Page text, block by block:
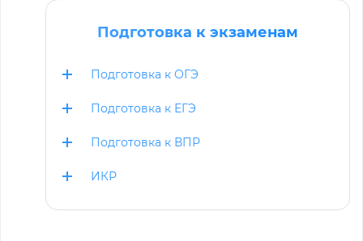
Подготовка к экзаменам
Подготовка к ОГЭ
Подготовка к ЕГЭ
Подготовка к ВПР
ИКР